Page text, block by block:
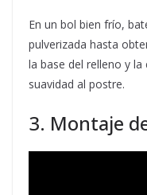
En un bol bien frío,
pulverizada hasta
la base del relleno y
suavidad al postre.
3. Montaje